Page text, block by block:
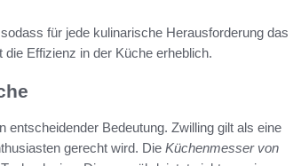
für jede kulinarische Herausforderung das
Effizienz in der Küche erheblich.
entscheidender Bedeutung. Zwilling gilt als eine
gerecht wird. Die Küchenmesser von